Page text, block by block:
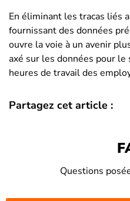
En éliminant les tracas liés
fournissant des données
ouvre la voie à un avenir
axé sur les données pour
heures de travail des
Partagez cet article :
Questions